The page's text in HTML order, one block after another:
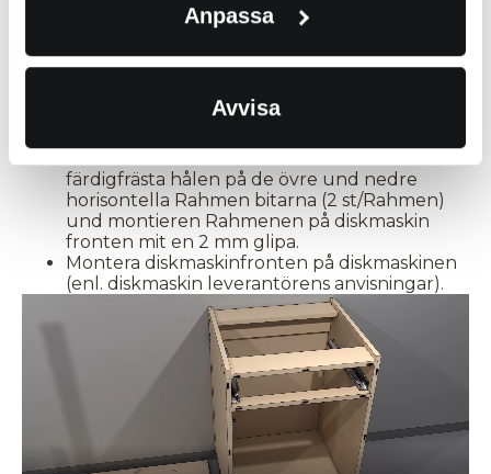
Anpassa
Avvisa
3,5 x 15 Schraube mit kullrig skalle (1 st
Schraube/Rahmens-klick).
Fixez ramverkbiten.
Montera sidostycket i Schraube listerna mit vis
à bois 4,0 x 35 (6 st).
Montera diskmaskinen i le caisson enligt
färdigfrästa hålen på de övre und nedre
horisontella Rahmen bitarna (2 st/Rahmen)
und montieren Rahmenen på diskmaskin
fronten mit en 2 mm glipa.
Montera diskmaskinfronten på diskmaskinen
(enl. diskmaskin leverantörens anvisningar).